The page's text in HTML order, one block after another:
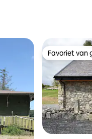
Favoriet van
Favoriet van